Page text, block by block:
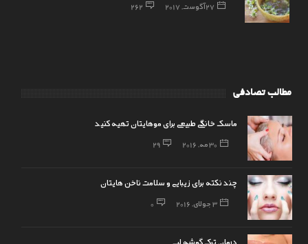
27 آگوست, 2017 262
مطالب تصادفی
ماسک خانگی طبیعی برای موهایتان تهیه کنید
30 مه, 2016 29
چند نکته برای زیبایی و سلامت ناخن هایتان
3 جولای, 2016 0
درمان ترک گوشه لب